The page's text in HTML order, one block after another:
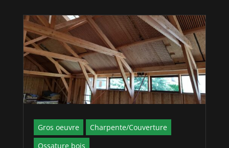
Gros oeuvre
Charpente/Couverture
Ossature bois